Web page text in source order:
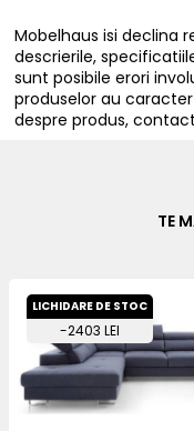
Mobelhaus isi declina
descrierile,
sunt posibile erori
produselor au
despre produs,
TE
LICHIDARE DE STOC
-2403 LEI